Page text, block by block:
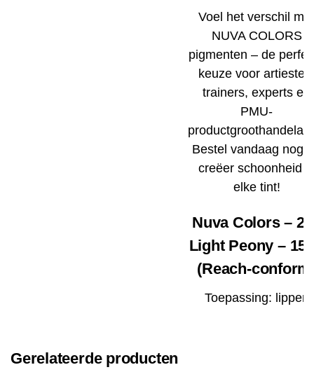
Voel het verschil
NUVA COLORS
pigmenten – de
keuze voor
trainers, experts en
PMU-
Bestel vandaag nog
creëer schoonheid
elke tint!
Nuva Colors –
Light Peony –
(Reach-
Toepassing: lippen
Gerelateerde producten